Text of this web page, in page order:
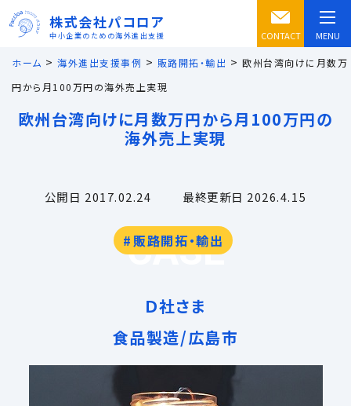
株式会社パコロア
中小企業のための海外進出支援 MENU
CONTACT
ホーム >海外進出支援事例 > 販路開拓・輸出 >欧州台湾向けに月数万
円から月100万円の海外売上実現
欧州台湾向けに月数万円から月100万円の
海外売上実現
公開日 2017.02.24 最終更新日 2026.4.15
販路開拓・輸出
CASE
Ｄ社さま
食品製造/広島市